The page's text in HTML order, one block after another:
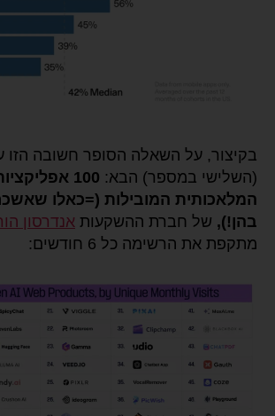
בקיצור, על השאלה הסופר חשובה הזו
(השלישי במספר) הבא:
100
המלאכותית המובילות (=כאלו
בהן!), של חברת ההשקעות אנדרסון
מתקפת את הרשימה כל 6 חודשים: